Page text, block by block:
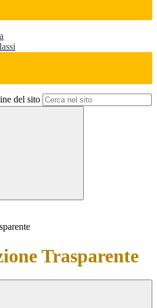
del sito
Trasparente